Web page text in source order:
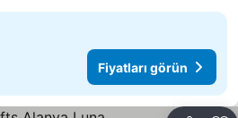
Fiyatları görün